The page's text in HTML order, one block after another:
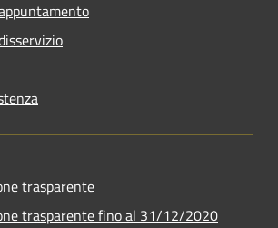
trasparente
trasparente fino al 31/12/2020